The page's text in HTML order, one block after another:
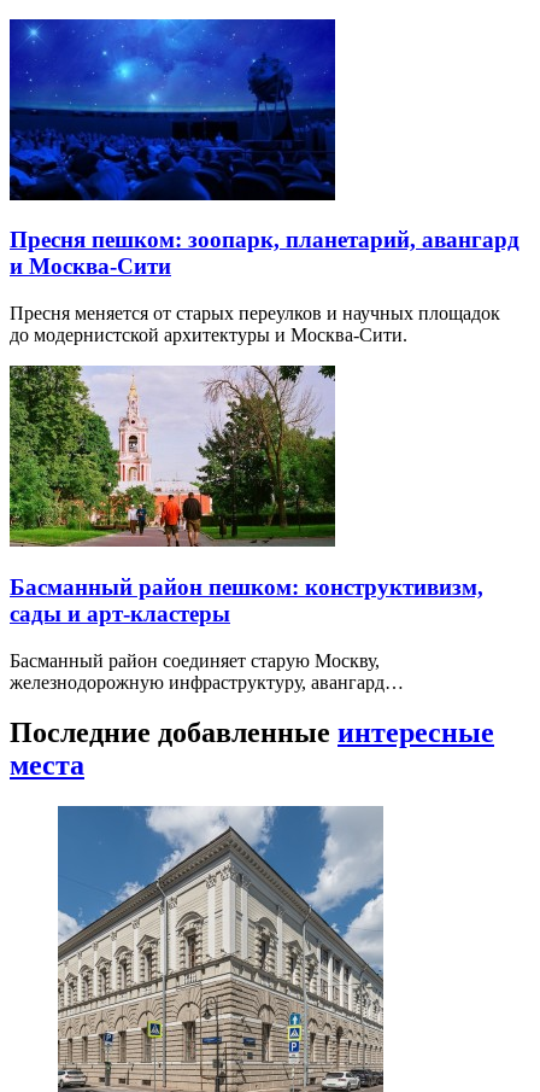
Пресня пешком: зоопарк, планетарий, авангард
и Москва-Сити
Пресня меняется от старых переулков и научных площадок
до модернистской архитектуры и Москва-Сити.
Басманный район пешком: конструктивизм,
сады и арт-кластеры
Басманный район соединяет старую Москву,
железнодорожную инфраструктуру, авангард…
Последние добавленные интересные
места